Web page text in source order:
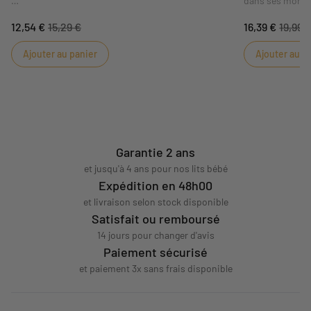
pieds au chaud et pourra s'amuser avec les petites
oreilles de lapin.
12,54 € 15,29 €
Ajouter au panier
un
Esmée mêle
raffinés dans
16,39 € 19,99
Ajouter au
Garantie 2 ans
et jusqu'à 4 ans pour nos lits bébé
Expédition en 48h00
et livraison selon stock disponible
Satisfait ou remboursé
14 jours pour changer d'avis
Paiement sécurisé
et paiement 3x sans frais disponible